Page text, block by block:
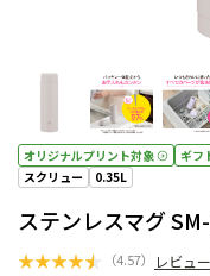
オリジナルプリント対象 ギフ
スクリュー
0.35L
ステンレスマグ
★★★★★ （4.57） レビュ